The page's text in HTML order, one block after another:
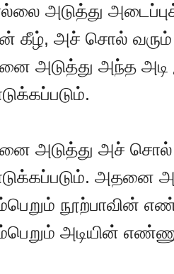
அடுத்து
கீழ், அச் சொல் வரும்
அடுத்து அந்த அடி
அடுத்து அச் சொல்
அதனை
நூற்பாவின்
அடியின்